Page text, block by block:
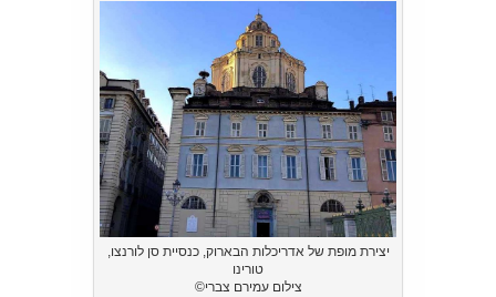
יצירת מופת של אדריכלות הבארוק, כנסיית סן לורנצו,
טורינו
צילום עמירם צברי©